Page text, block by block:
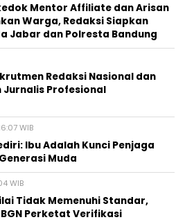
Mentor Affiliate dan Arisan
Warga, Redaksi Siapkan
Jabar dan Polresta Bandung
Redaksi Nasional dan
Profesional
WIB
Ibu Adalah Kunci Penjaga
Muda
WIB
Tidak Memenuhi Standar,
Perketat Verifikasi